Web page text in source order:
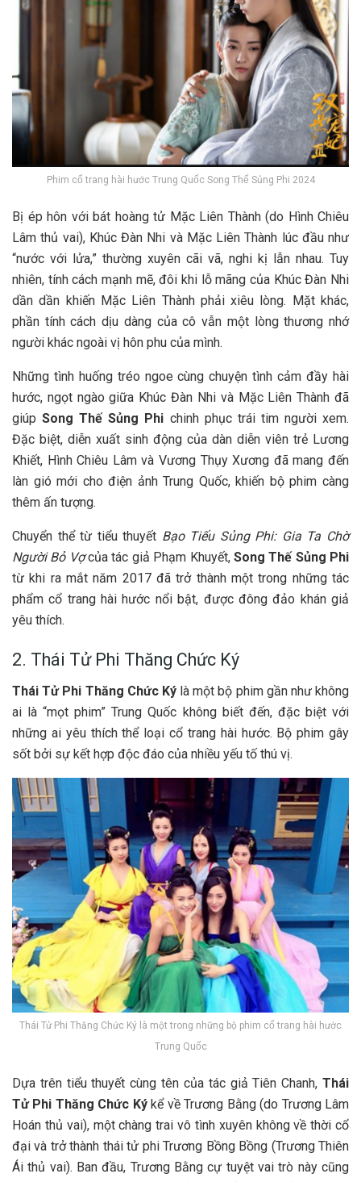
Phim cổ trang hài hước Trung Quốc Song Thế Sủng Phi 2024
Bị ép hôn với bát hoàng tử Mặc Liên Thành (do Hình Chiêu
Lâm thủ vai), Khúc Đàn Nhi và Mặc Liên Thành lúc đầu như
“nước với lửa,” thường xuyên cãi vã, nghi kị lẫn nhau. Tuy
nhiên, tính cách mạnh mẽ, đôi khi lỗ mãng của Khúc Đàn Nhi
dần dần khiến Mặc Liên Thành phải xiêu lòng. Mặt khác,
phần tính cách dịu dàng của cô vẫn một lòng thương nhớ
người khác ngoài vị hôn phu của mình.
Những tình huống tréo ngoe cùng chuyện tình cảm đầy hài
hước, ngọt ngào giữa Khúc Đàn Nhi và Mặc Liên Thành đã
giúpSong Thế Sủng Phi chinh phục trái tim người xem.
Đặc biệt, diễn xuất sinh động của dàn diễn viên trẻ Lương
Khiết, Hình Chiêu Lâm và Vương Thụy Xương đã mang đến
làn gió mới cho điện ảnh Trung Quốc, khiến bộ phim càng
thêm ấn tượng.
Chuyển thể từ tiểu thuyết Bạo Tiếu Sủng Phi: Gia Ta Chờ
Người Bỏ Vợcủa tác giả Phạm Khuyết, Song Thế Sủng Phi
từ khi ra mắt năm 2017 đã trở thành một trong những tác
phẩm cổ trang hài hước nổi bật, được đông đảo khán giả
yêu thích.
2. Thái Tử Phi Thăng Chức Ký
Thái Tử Phi Thăng Chức Kýlà một bộ phim gần như không
ai là “mọt phim” Trung Quốc không biết đến, đặc biệt với
những ai yêu thích thể loại cổ trang hài hước. Bộ phim gây
sốt bởi sự kết hợp độc đáo của nhiều yếu tố thú vị.
Thái Tử Phi Thăng Chức Ký là một trong những bộ phim cổ trang hài hước
Trung Quốc
Dựa trên tiểu thuyết cùng tên của tác giả Tiên Chanh, Thái
Tử Phi Thăng Chức Kýkể về Trương Bằng (do Trương Lâm
Hoán thủ vai), một chàng trai vô tình xuyên không về thời cổ
đại và trở thành thái tử phi Trương Bồng Bồng (Trương Thiên
Ái thủ vai). Ban đầu, Trương Bằng cự tuyệt vai trò này cũng